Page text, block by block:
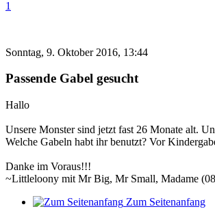
1
Sonntag, 9. Oktober 2016, 13:44
Passende Gabel gesucht
Hallo
Unsere Monster sind jetzt fast 26 Monate alt.
Welche Gabeln habt ihr benutzt? Vor
Danke im Voraus!!!
~Littleloony mit Mr Big, Mr Small, Madame
Zum Seitenanfang